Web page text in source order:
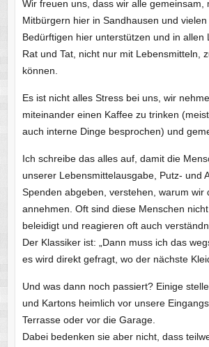
Wir freuen uns, dass wir alle gemeinsam,
Mitbürgern hier in Sandhausen und
Bedürftigen hier unterstützen und in allen
Rat und Tat, nicht nur mit Lebensmitteln,
können.
Es ist nicht alles Stress bei uns, wir
miteinander einen Kaffee zu trinken
auch interne Dinge besprochen) und
Ich schreibe das alles auf, damit die
unserer Lebensmittelausgabe, Putz- und
Spenden abgeben, verstehen, warum wir
annehmen. Oft sind diese Menschen
beleidigt und reagieren oft auch
Der Klassiker ist: „Dann muss ich das
es wird direkt gefragt, wo der nächste
Und was dann noch passiert? Einige
und Kartons heimlich vor unsere
Terrasse oder vor die Garage.
Dabei bedenken sie aber nicht, dass